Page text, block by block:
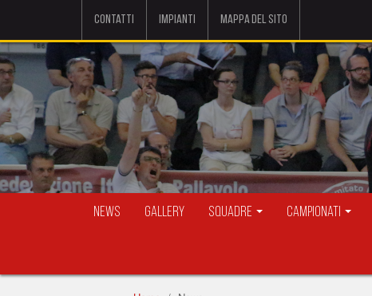
Contatti Impianti Mappa del sito
News Gallery Squadre Campionati